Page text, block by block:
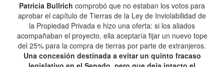
Patricia Bullrich comprobó que no estaban los votos para
aprobar el capítulo de Tierras de la Ley de Inviolabilidad de
la Propiedad Privada e hizo una oferta: si los aliados
acompañaban el proyecto, ella aceptaría fijar un nuevo tope
del 25% para la compra de tierras por parte de extranjeros.
Una concesión destinada a evitar un quinto fracaso